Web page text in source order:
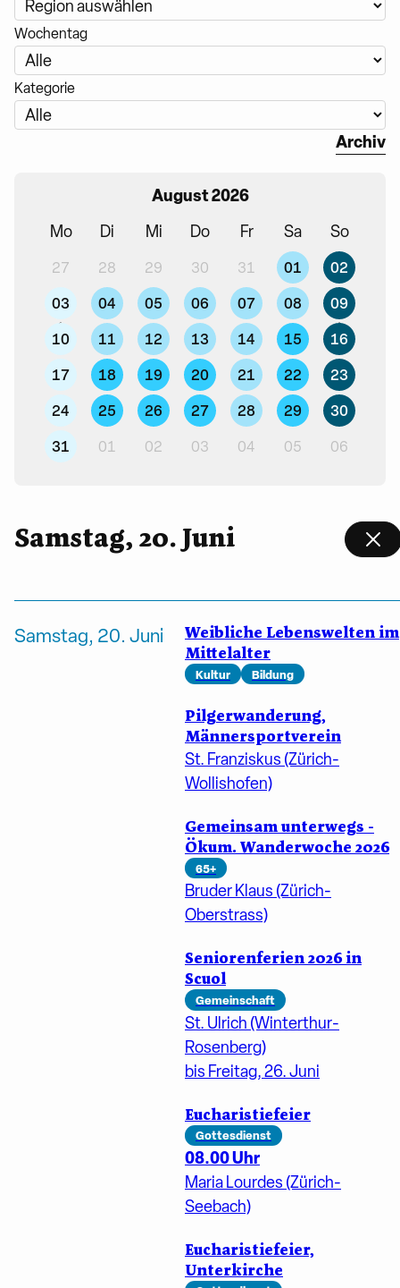
Wochentag
Kategorie
Archiv
August 2026
Mo Di Mi Do Fr Sa So
27 28 29 30 31 01
02
03
04 05 06 07 08
09
10
11 12 13 14 15
16
17
18 19 20 21 22
23
24
25 26 27 28 29
30
31
01 02 03 04 05 06
Samstag, 20. Juni
Samstag, 20. Juni
Weibliche Lebenswelten im
Mittelalter
Kultur Bildung
Pilgerwanderung,
Männersportverein
St. Franziskus (Zürich-
Wollishofen)
Gemeinsam unterwegs -
Ökum. Wanderwoche 2026
65+
Bruder Klaus (Zürich-
Oberstrass)
Seniorenferien 2026 in
Scuol
Gemeinschaft
St. Ulrich (Winterthur-
Rosenberg)
bis Freitag, 26. Juni
Eucharistiefeier
Gottesdienst
08.00 Uhr
Maria Lourdes (Zürich-
Seebach)
Eucharistiefeier,
Unterkirche